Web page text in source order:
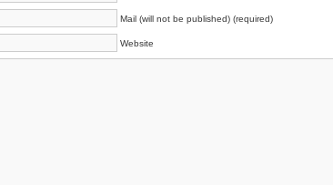
Mail (will not be published) (required)
Website